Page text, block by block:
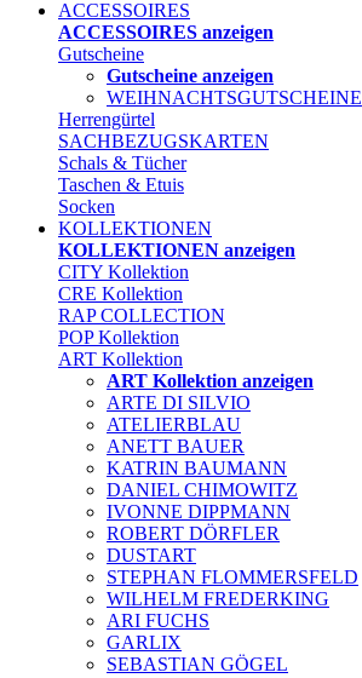
ACCESSOIRES
ACCESSOIRES anzeigen
Gutscheine
Gutscheine anzeigen
WEIHNACHTSGUTSCHEINE
Herrengürtel
SACHBEZUGSKARTEN
Schals & Tücher
Taschen & Etuis
Socken
KOLLEKTIONEN
KOLLEKTIONEN anzeigen
CITY Kollektion
CRE Kollektion
RAP COLLECTION
POP Kollektion
ART Kollektion
ART Kollektion anzeigen
ARTE DI SILVIO
ATELIERBLAU
ANETT BAUER
KATRIN BAUMANN
DANIEL CHIMOWITZ
IVONNE DIPPMANN
ROBERT DÖRFLER
DUSTART
STEPHAN FLOMMERSFELD
WILHELM FREDERKING
ARI FUCHS
GARLIX
SEBASTIAN GÖGEL